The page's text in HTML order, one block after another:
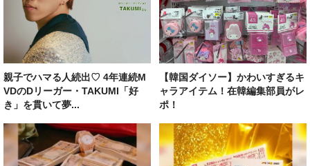
親子でハマる人続出♡ 4年連続M
VDのDリーガー・TAKUMI「好
き」を貫いて夢...
【韓国ダイソー】かわいすぎるキ
ャラアイテム！在韓編集部員がレ
ポ！